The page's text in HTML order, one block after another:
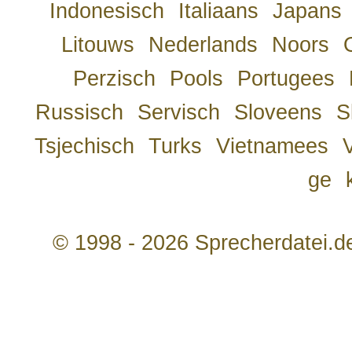
Indonesisch Italiaans
Japans
Litouws
Nederlands Noors
Perzisch
Pools Portugees
Russisch
Servisch Sloveens
Tsjechisch
Turks Vietnamees
ge
© 1998 - 2026